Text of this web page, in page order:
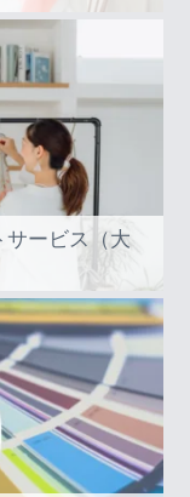
サービス（大